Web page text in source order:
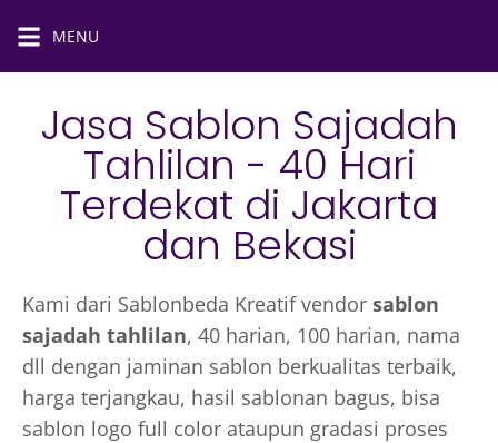
MENU
Jasa Sablon Sajadah
Tahlilan - 40 Hari
Terdekat di Jakarta
dan Bekasi
Kami dari Sablonbeda Kreatif vendor sablon
sajadah tahlilan, 40 harian, 100 harian, nama
dll dengan jaminan sablon berkualitas terbaik,
harga terjangkau, hasil sablonan bagus, bisa
sablon logo full color ataupun gradasi proses